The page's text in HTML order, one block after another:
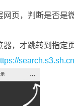
页，判断是否是
，才跳转到指定
search.s3.sh.cn